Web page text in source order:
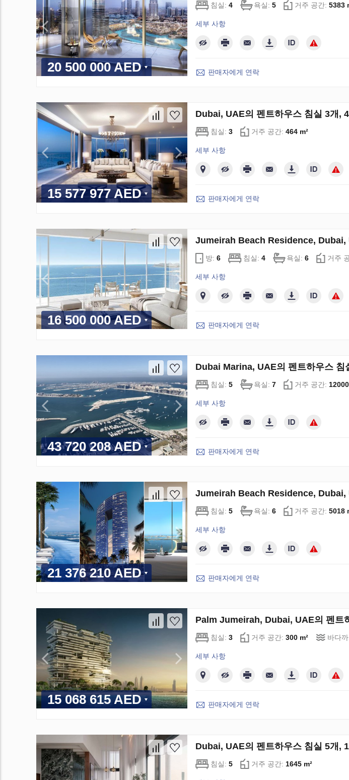
20 500 000 AED
침실: 4 욕실: 5 거주 공간: 5383
세부 사항
판매자에게 연락
15 577 977 AED
Dubai, UAE의 펜트하우스 침실 3개,
침실: 3 거주 공간: 464 m²
세부 사항
판매자에게 연락
16 500 000 AED
Jumeirah Beach Residence, Dubai,
방: 6 침실: 4 욕실: 6 거주
세부 사항
판매자에게 연락
43 720 208 AED
Dubai Marina, UAE의 펜트하우스 침
침실: 5 욕실: 7 거주 공간:
세부 사항
판매자에게 연락
21 376 210 AED
Jumeirah Beach Residence, Dubai,
침실: 5 욕실: 6 거주 공간: 5018
세부 사항
판매자에게 연락
15 068 615 AED
Palm Jumeirah, Dubai, UAE의 펜트
침실: 3 거주 공간: 300 m² 바다
세부 사항
판매자에게 연락
Dubai, UAE의 펜트하우스 침실 5개,
침실: 5 거주 공간: 1645 m²